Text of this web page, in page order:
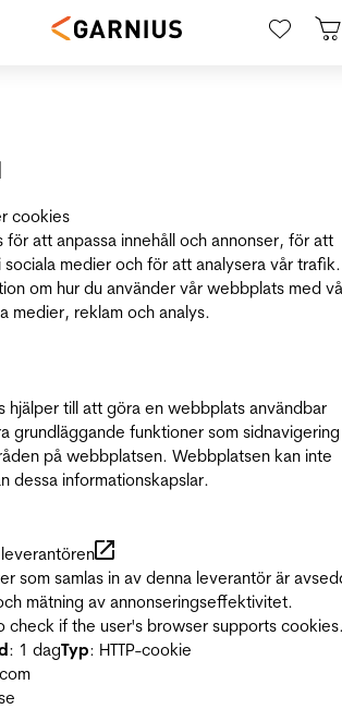
cookies
för att anpassa innehåll och annonser, för att
medier och för att analysera vår
om hur du använder vår webbplats med
medier, reklam och analys.
hjälper till att göra en webbplats användbar
grundläggande funktioner som
på webbplatsen. Webbplatsen kan inte
dessa informationskapslar.
som samlas in av denna leverantör är
mätning av annonseringseffektivitet.
check if the user's browser supports
: 1 dagTyp: HTTP-cookie